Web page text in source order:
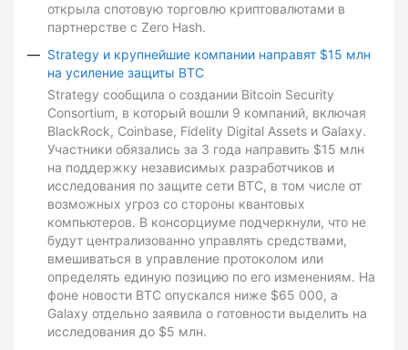
открыла спотовую торговлю криптовалютами в
партнерстве с Zero Hash.
Strategy и крупнейшие компании направят $15 млн
на усиление защиты BTC
Strategy сообщила о создании Bitcoin Security
Consortium, в который вошли 9 компаний, включая
BlackRock, Coinbase, Fidelity Digital Assets и Galaxy.
Участники обязались за 3 года направить $15 млн
на поддержку независимых разработчиков и
исследования по защите сети BTC, в том числе от
возможных угроз со стороны квантовых
компьютеров. В консорциуме подчеркнули, что не
будут централизованно управлять средствами,
вмешиваться в управление протоколом или
определять единую позицию по его изменениям. На
фоне новости BTC опускался ниже $65 000, а
Galaxy отдельно заявила о готовности выделить на
исследования до $5 млн.